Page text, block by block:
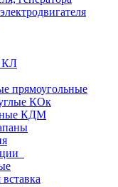
КЛ
прямоугольные
КОк
КДМ